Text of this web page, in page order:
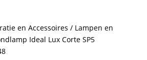
en Accessoires / Lampen en
Ideal Lux Corte SP5